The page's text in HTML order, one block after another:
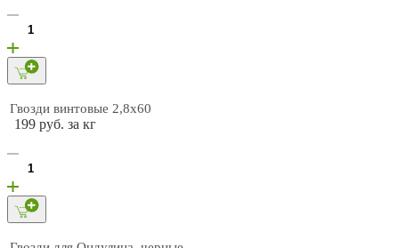
Гвозди винтовые 2,8х60
199 руб. за кг